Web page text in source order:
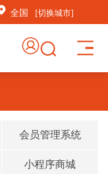
全国 [切换城市]
会员管理系统
小程序商城